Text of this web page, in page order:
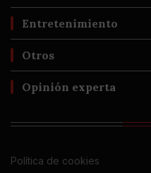
Entretenimiento
Otros
Opinión experta
Política de cookies